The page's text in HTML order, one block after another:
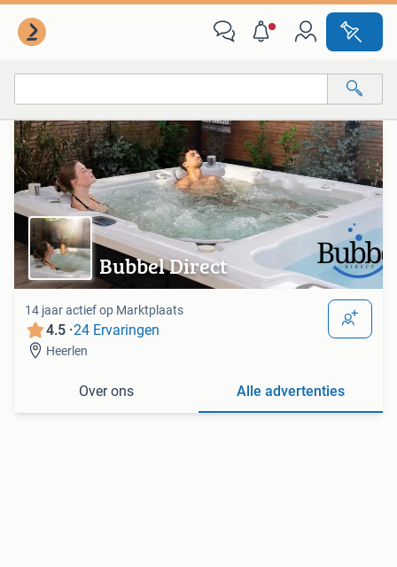
Alle categorieën…
Alle afstanden…
Van deze adverteerder
Bubbel Direct
14 jaar actief op Marktplaats
4.5 ·24 Ervaringen
Heerlen
Over ons Alle advertenties